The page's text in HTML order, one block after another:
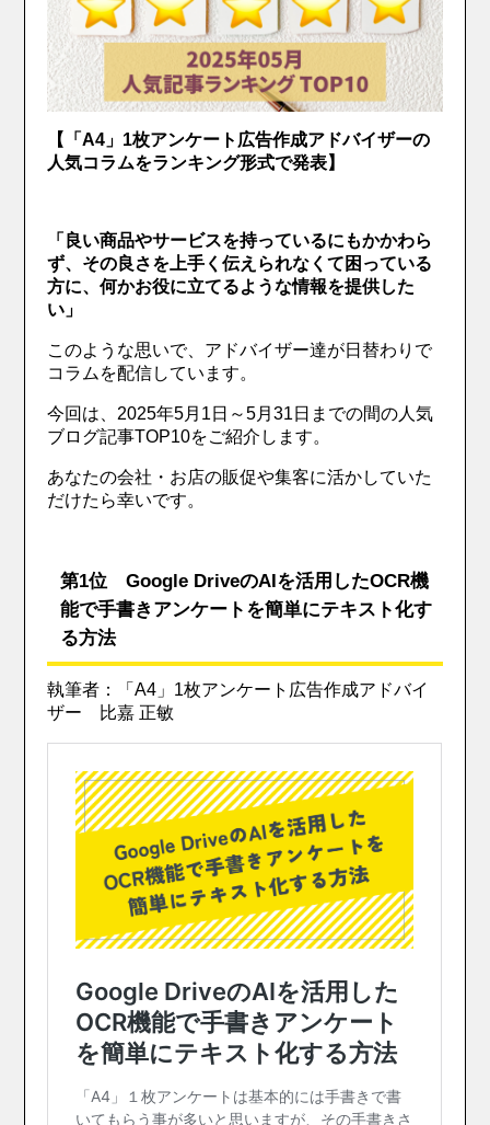
【「A4」1枚アンケート広告作成アドバイザーの
人気コラムをランキング形式で発表】
「良い商品やサービスを持っているにもかかわら
ず、その良さを上手く伝えられなくて困っている
方に、何かお役に立てるような情報を提供した
い」
このような思いで、アドバイザー達が日替わりで
コラムを配信しています。
今回は、2025年5月1日～5月31日までの間の人気
ブログ記事TOP10をご紹介します。
あなたの会社・お店の販促や集客に活かしていた
だけたら幸いです。
第1位 Google DriveのAIを活用したOCR機
能で手書きアンケートを簡単にテキスト化す
る方法
執筆者：「A4」1枚アンケート広告作成アドバイ
ザー 比嘉 正敏